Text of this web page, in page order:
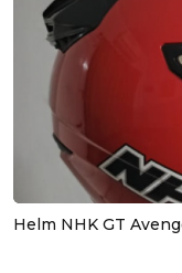
Helm NHK GT